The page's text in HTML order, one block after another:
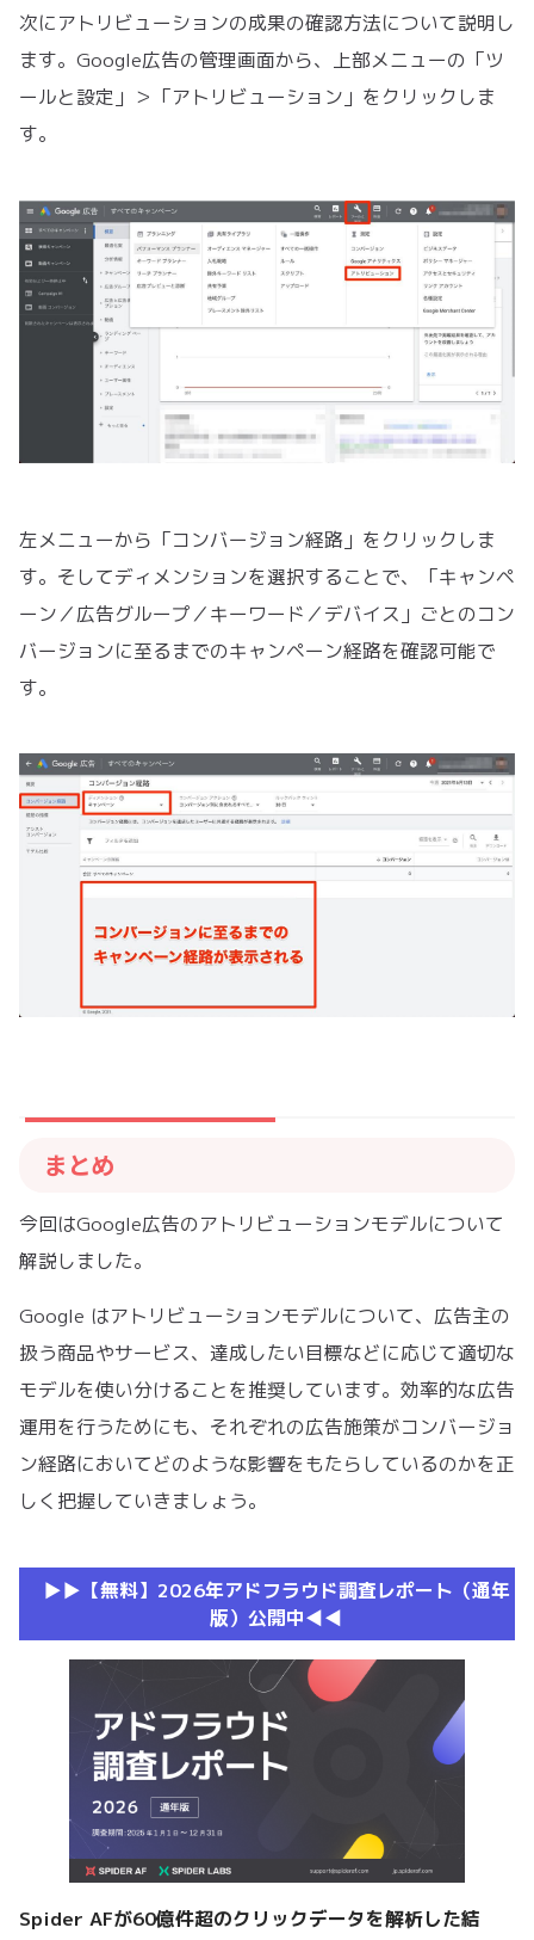
次にアトリビューションの成果の確認方法について説明し
ます。Google広告の管理画面から、上部メニューの「ツ
ールと設定」＞「アトリビューション」をクリックしま
す。
左メニューから「コンバージョン経路」をクリックしま
す。そしてディメンションを選択することで、「キャンペ
ーン／広告グループ／キーワード／デバイス」ごとのコン
バージョンに至るまでのキャンペーン経路を確認可能で
す。
まとめ
今回はGoogle広告のアトリビューションモデルについて
解説しました。
Google はアトリビューションモデルについて、広告主の
扱う商品やサービス、達成したい目標などに応じて適切な
モデルを使い分けることを推奨しています。効率的な広告
運用を行うためにも、それぞれの広告施策がコンバージョ
ン経路においてどのような影響をもたらしているのかを正
しく把握していきましょう。
▶︎▶︎【無料】2026年アドフラウド調査レポート（通年
版）公開中◀︎◀︎
Spider AFが60億件超のクリックデータを解析した結